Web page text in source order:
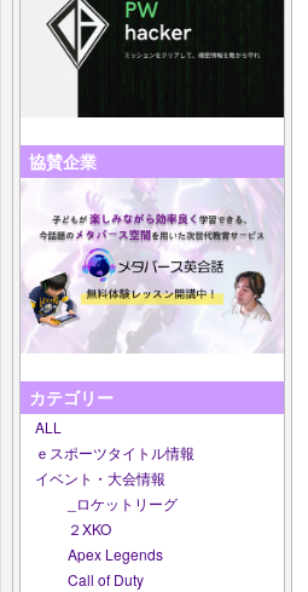
協賛企業
カテゴリー
ALL
ｅスポーツタイトル情報
イベント・大会情報
_ロケットリーグ
２XKO
Apex Legends
Call of Duty